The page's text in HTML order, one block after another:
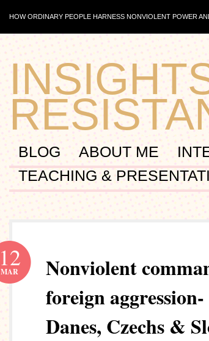
HOW ORDINARY PEOPLE HARNESS NONVIOLENT POWER
BLOG ABOUT ME
TEACHING &
Nonviolent
foreign
Danes, Czechs &
12
MAR